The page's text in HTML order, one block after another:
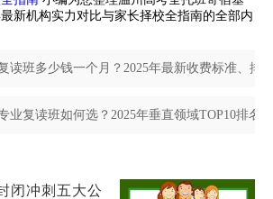
新机构实力对比与家长择校全指南的全部内
读班多少钱一个月？2025年最新收费标准、排
业复读班如何选？2025年垂直领域TOP10排名
闭冲刺五大公